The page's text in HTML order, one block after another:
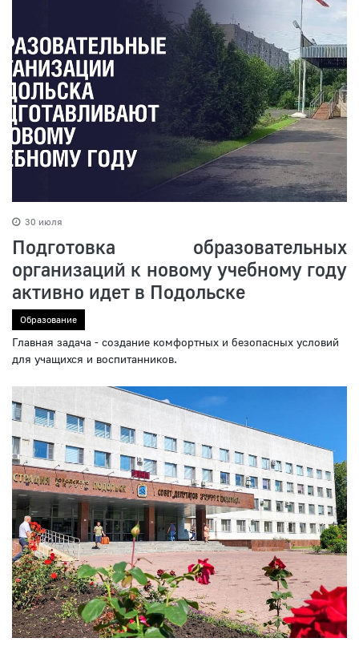
30 июля
Подготовка образовательных
организаций к новому учебному году
активно идет в Подольске
Образование
Главная задача - создание комфортных и безопасных условий
для учащихся и воспитанников.